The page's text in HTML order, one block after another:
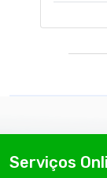
Serviços